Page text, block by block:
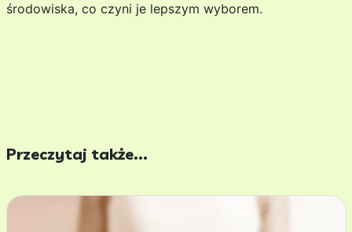
środowiska, co czyni je lepszym wyborem.
Przeczytaj także...